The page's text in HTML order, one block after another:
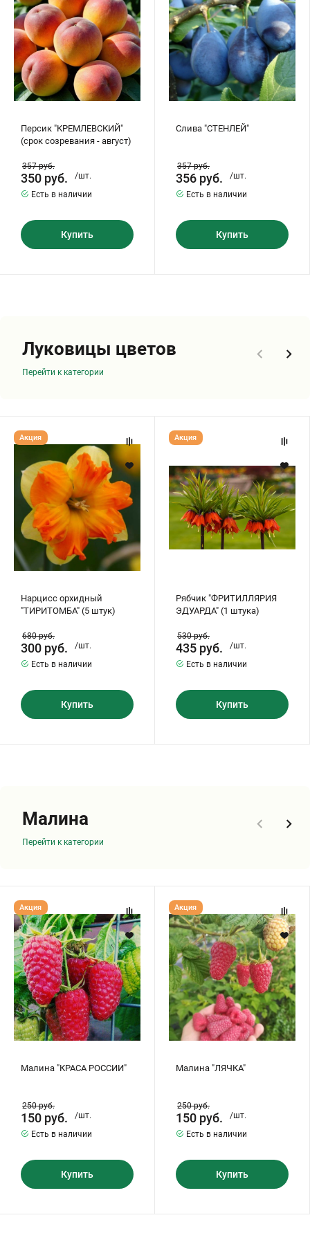
-
август)
Персик "КРЕМЛЕВСКИЙ"
(срок созревания - август)
357руб.
350 руб.
/шт.
Есть в наличии
Купить
Слива "СТЕНЛЕЙ"
357руб.
356 руб.
/шт.
Есть в наличии
Купить
Луковицы цветов
Перейти к категории
Нарцисс
орхидный
штук)
Нарцисс орхидный
"ТИРИТОМБА" (5 штук)
Акция
680руб.
300 руб.
/шт.
Есть в наличии
Купить
Рябчик
"ФРИТИЛЛЯРИЯ
(1
штука)
Рябчик "ФРИТИЛЛЯРИЯ
ЭДУАРДА" (1 штука)
Акция
530руб.
435 руб.
/шт.
Есть в наличии
Купить
Малина
Перейти к категории
Малина
"КРАСА
РОССИИ"
Малина "КРАСА РОССИИ"
Акция
250руб.
150 руб.
/шт.
Есть в наличии
Купить
Малина
"ЛЯЧКА"
Малина "ЛЯЧКА"
Акция
250руб.
150 руб.
/шт.
Есть в наличии
Купить